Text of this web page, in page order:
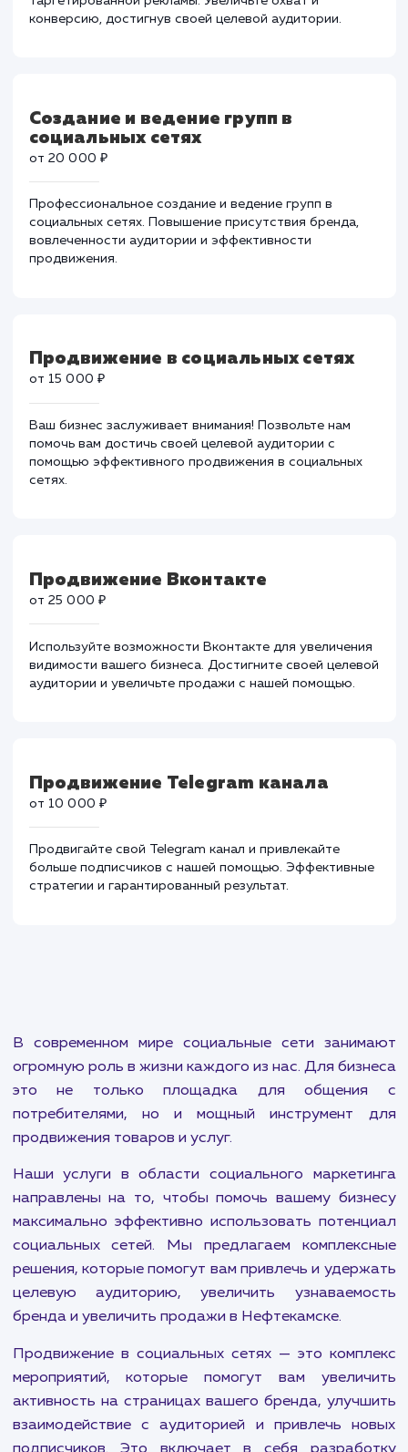
Таргетированная реклама
таргетированной рекламы. Увеличьте охват и
конверсию, достигнув своей целевой аудитории.
Создание и ведение групп в
социальных сетях
социальных сетях. Повышение присутствия бренда,
вовлеченности аудитории и эффективности
Ваш бизнес заслуживает внимания! Позвольте нам
помочь вам достичь своей целевой аудитории с
помощью эффективного продвижения в социальных
сетях.
от 25 000 ₽
Используйте возможности Вконтакте для
видимости вашего бизнеса. Достигните своей
аудитории и увеличьте продажи с нашей помощью.
Продвигайте свой Telegram канал и привлекайте
больше подписчиков с нашей помощью.
стратегии и гарантированный результат.
В современном мире социальные сети
огромную роль в жизни каждого из нас. Для
это не только площадка для
потребителями, но и мощный инструмент
продвижения товаров и услуг.
Наши услуги в области социального
направлены на то, чтобы помочь вашему